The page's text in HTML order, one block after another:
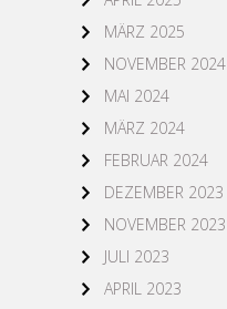
MÄRZ 2025
NOVEMBER 2024
MAI 2024
MÄRZ 2024
FEBRUAR 2024
DEZEMBER 2023
NOVEMBER 2023
JULI 2023
APRIL 2023